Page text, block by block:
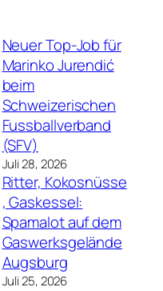
Neuer Top-Job für
Marinko Jurendić
beim
Schweizerischen
Fussballverband
(SFV)
Juli 28, 2026
Ritter, Kokosnüsse
, Gaskessel:
Spamalot auf dem
Gaswerksgelände
Augsburg
Juli 25, 2026